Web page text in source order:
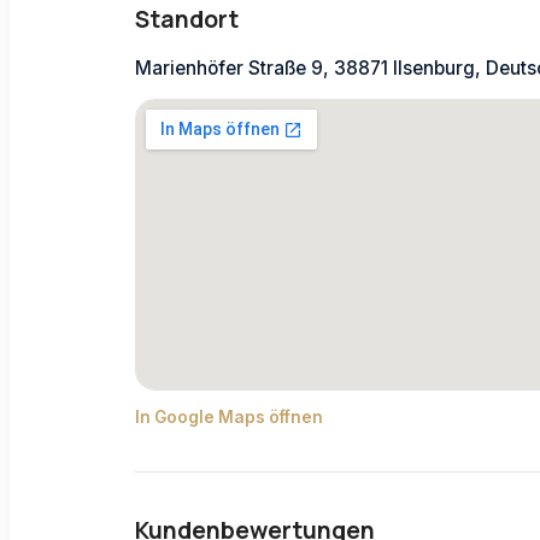
Standort
Marienhöfer Straße 9, 38871 Ilsenburg,
In Google Maps öffnen
Kundenbewertungen